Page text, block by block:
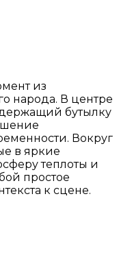
из
народа. В центре
бутылку
Вокруг
в яркие
теплоты и
простое
к сцене.